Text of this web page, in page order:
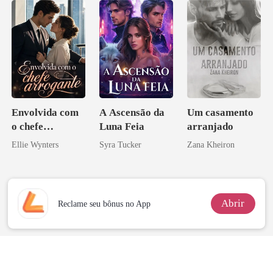
Envolvida com
o chefe
arrogante
Ellie Wynters
A Ascensão da
Luna Feia
Syra Tucker
Um casamento
arranjado
Zana Kheiron
Reclame seu bônus no App Abrir